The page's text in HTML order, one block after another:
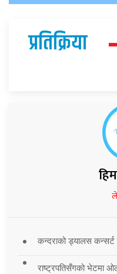
प्रतिक्रिया
कन्दराको ड्यालस कन्सर्ट
राष्ट्रपतिसँगको भेटमा